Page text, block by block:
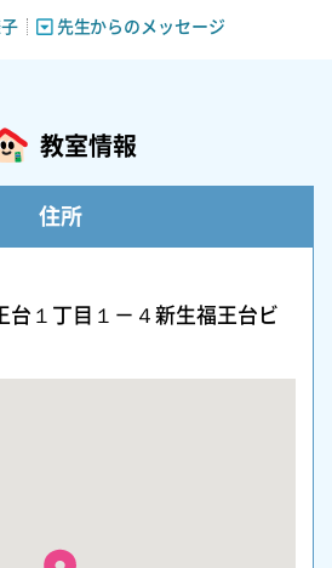
先生からのメッセージ
教室情報
住所
台１丁目１－４新生福王台ビ